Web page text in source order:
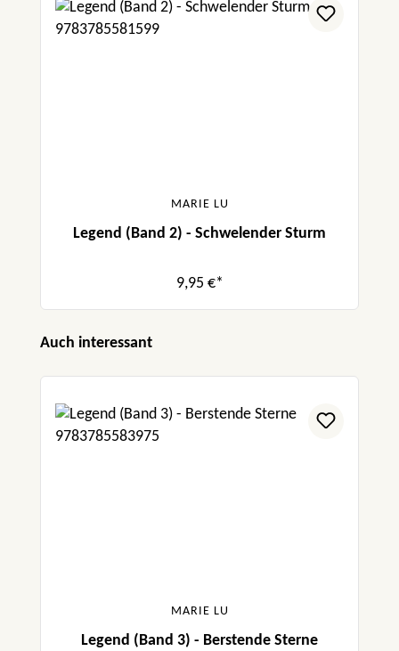
MARIE LU
Legend (Band 2) - Schwelender Sturm
9,95 €*
Produktgalerie überspringen
Auch interessant
MARIE LU
Legend (Band 3) - Berstende Sterne